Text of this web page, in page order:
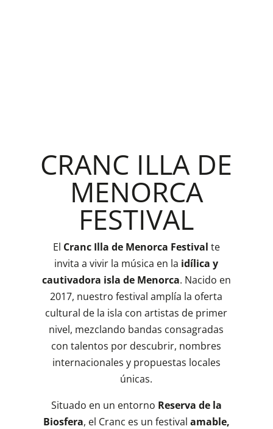
CRANC ILLA DE
MENORCA
FESTIVAL
El Cranc Illa de Menorca Festival te
invita a vivir la música en la idílica y
cautivadora isla de Menorca. Nacido en
2017, nuestro festival amplía la oferta
cultural de la isla con artistas de primer
nivel, mezclando bandas consagradas
con talentos por descubrir, nombres
internacionales y propuestas locales
únicas.
Situado en un entorno Reserva de la
Biosfera, el Cranc es un festival amable,